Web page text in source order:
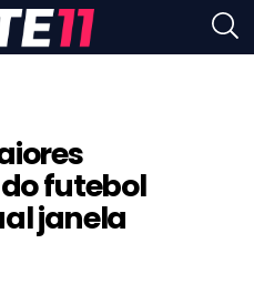
futebol
janela